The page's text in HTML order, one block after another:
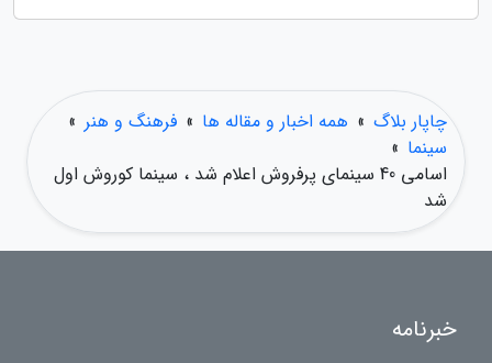
چاپار بلاگ » همه اخبار و مقاله ها » فرهنگ و هنر »
سینما »
اسامی 40 سینمای پرفروش اعلام شد ، سینما کوروش اول
شد
خبرنامه